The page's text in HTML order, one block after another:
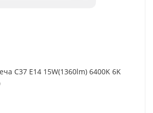
C37 E14 15W(1360lm) 6400K 6K